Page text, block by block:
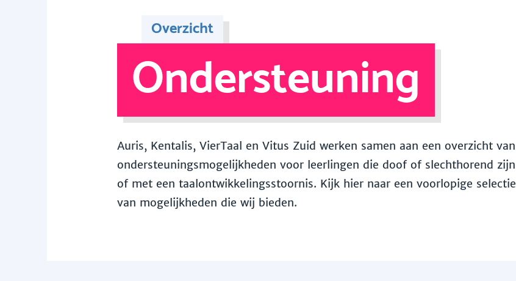
Overzicht
Ondersteuning
Auris, Kentalis, VierTaal en Vitus Zuid werken samen aan een overzicht van
ondersteuningsmogelijkheden voor leerlingen die doof of slechthorend zijn
of met een taalontwikkelingsstoornis. Kijk hier naar een voorlopige selectie
van mogelijkheden die wij bieden.